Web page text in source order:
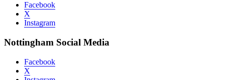
Facebook
X
Instagram
Nottingham Social Media
Facebook
X